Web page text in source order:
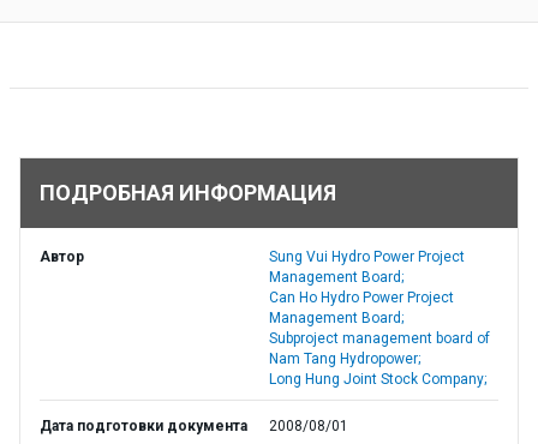
ПОДРОБНАЯ ИНФОРМАЦИЯ
Автор
Sung Vui Hydro Power Project
Management Board;
Can Ho Hydro Power Project
Management Board;
Subproject management board of
Nam Tang Hydropower;
Long Hung Joint Stock Company;
Дата подготовки документа 2008/08/01